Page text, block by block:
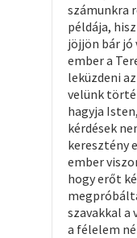
számunkra
példája,
jöjjön bár jó
ember a
leküzdeni
velünk
hagyja
kérdések
keresztény
ember
hogy erőt
szavakkal a
a félelem